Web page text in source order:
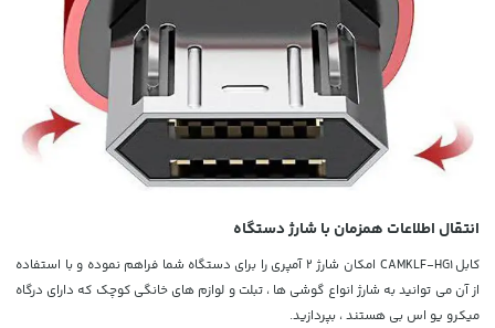
انتقال اطلاعات همزمان با شارژ دستگاه
کابل CAMKLF-HG1 امکان شارژ 2 آمپری را برای دستگاه شما فراهم نموده و با استفاده
از آن می توانید به شارژ انواع گوشی ها ، تبلت و لوازم های خانگی کوچک که دارای درگاه
میکرو یو اس بی هستند ، بپردازید.